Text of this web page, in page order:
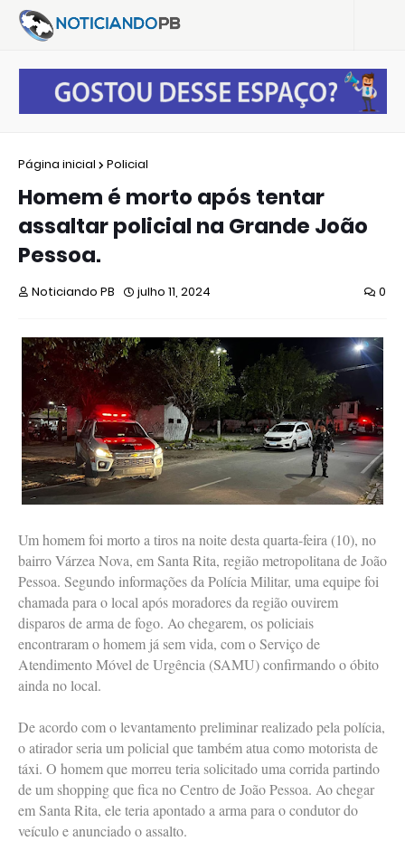
Página inicial Policial
Homem é morto após tentar
assaltar policial na Grande João
Pessoa.
Noticiando PB julho 11, 2024 0
Um homem foi morto a tiros na noite desta quarta-feira (10), no
bairro Várzea Nova, em Santa Rita, região metropolitana de João
Pessoa. Segundo informações da Polícia Militar, uma equipe foi
chamada para o local após moradores da região ouvirem
disparos de arma de fogo. Ao chegarem, os policiais
encontraram o homem já sem vida, com o Serviço de
Atendimento Móvel de Urgência (SAMU) confirmando o óbito
ainda no local.
De acordo com o levantamento preliminar realizado pela polícia,
o atirador seria um policial que também atua como motorista de
táxi. O homem que morreu teria solicitado uma corrida partindo
de um shopping que fica no Centro de João Pessoa. Ao chegar
em Santa Rita, ele teria apontado a arma para o condutor do
veículo e anunciado o assalto.